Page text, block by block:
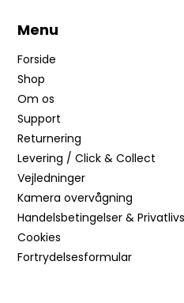
Menu
Forside
Shop
Om os
Support
Returnering
Levering / Click & Collect
Vejledninger
Kamera overvågning
Handelsbetingelser &
Cookies
Fortrydelsesformular